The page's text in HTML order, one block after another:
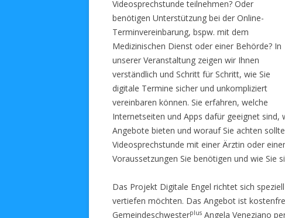
Videosprechstunde teilnehmen? Oder
benötigen Unterstützung bei der Online-
Terminvereinbarung, bspw. mit dem
Medizinischen Dienst oder einer Behörde? In
unserer Veranstaltung zeigen wir Ihnen
verständlich und Schritt für Schritt, wie Sie
digitale Termine sicher und unkompliziert
vereinbaren können. Sie erfahren, welche
Internetseiten und Apps dafür geeignet sind,
Angebote bieten und worauf Sie achten
Videosprechstunde mit einer Ärztin oder
Voraussetzungen Sie benötigen und wie Sie
Das Projekt Digitale Engel richtet sich
vertiefen möchten. Das Angebot ist
Gemeindeschwesterplus Angela Veneziano